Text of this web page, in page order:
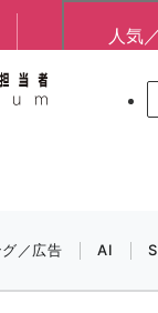
Web担当者
担当者Forum人気
／広告 AI